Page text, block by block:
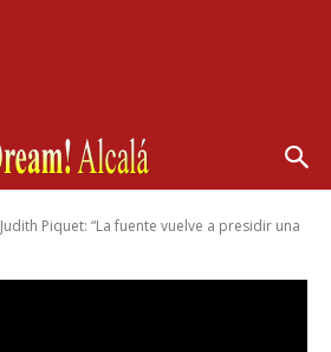
Judith Piquet: “La fuente vuelve a presidir una